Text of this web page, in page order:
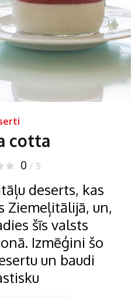
cotta
0 / 5
deserts, kas
Ziemeļitālijā, un,
šīs valsts
Izmēģini šo
un baudi